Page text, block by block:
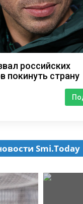
российских
покинуть страну